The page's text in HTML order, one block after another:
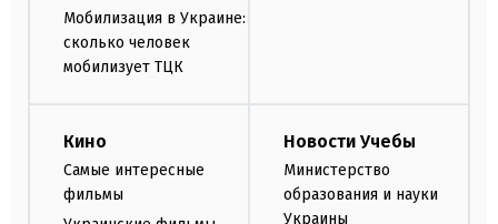
Мобилизация в Украине:
сколько человек
мобилизует ТЦК
Кино
Самые интересные
фильмы
Новости Учебы
Министерство
образования и науки
Украины